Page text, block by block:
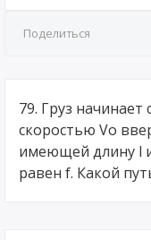
Поделиться
79. Груз начинает
скоростью Vо
имеющей длину l
равен f. Какой